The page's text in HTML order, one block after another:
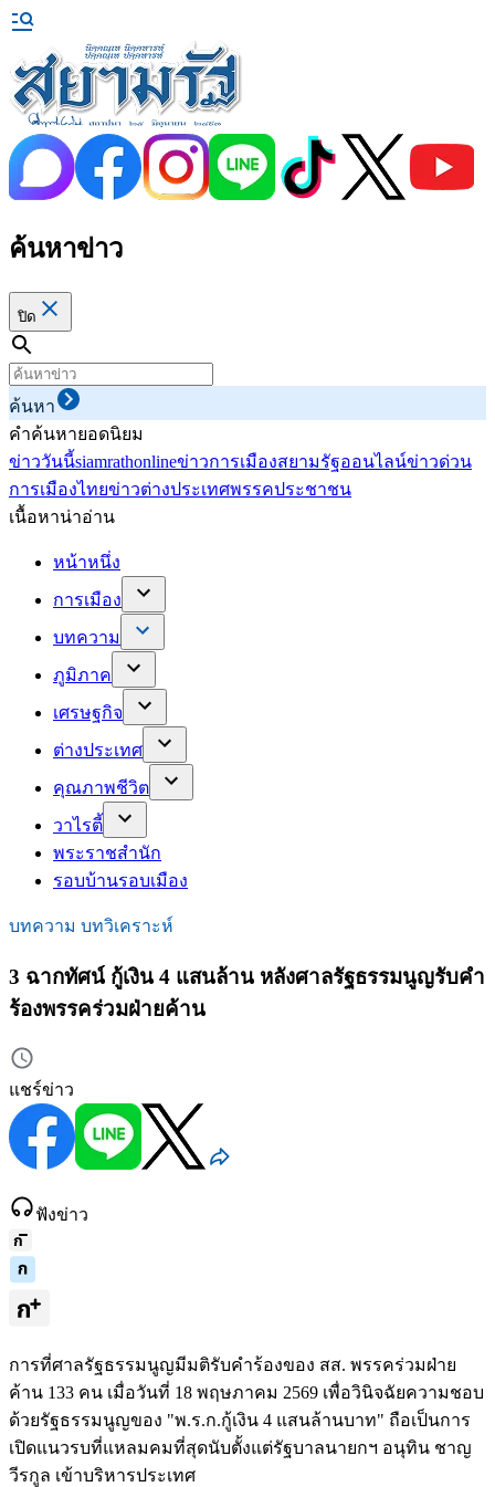
ค้นหาข่าว
ปิด
ค้นหา
คำค้นหายอดนิยม
ข่าววันนี้siamrathonlineข่าวการเมืองสยามรัฐออนไลน์ข่าวด่วน
การเมืองไทยข่าวต่างประเทศพรรคประชาชน
เนื้อหาน่าอ่าน
หน้าหนึ่ง
การเมือง
บทความ
ภูมิภาค
เศรษฐกิจ
ต่างประเทศ
คุณภาพชีวิต
วาไรตี้
พระราชสำนัก
รอบบ้านรอบเมือง
บทความ บทวิเคราะห์
3 ฉากทัศน์ กู้เงิน 4 แสนล้าน หลังศาลรัฐธรรมนูญรับคำ
ร้องพรรคร่วมฝ่ายค้าน
แชร์ข่าว
ฟังข่าว
การที่ศาลรัฐธรรมนูญมีมติรับคำร้องของ สส. พรรคร่วมฝ่าย
ค้าน 133 คน เมื่อวันที่ 18 พฤษภาคม 2569 เพื่อวินิจฉัยความชอบ
ด้วยรัฐธรรมนูญของ "พ.ร.ก.กู้เงิน 4 แสนล้านบาท" ถือเป็นการ
เปิดแนวรบที่แหลมคมที่สุดนับตั้งแต่รัฐบาลนายกฯ อนุทิน ชาญ
วีรกูล เข้าบริหารประเทศ